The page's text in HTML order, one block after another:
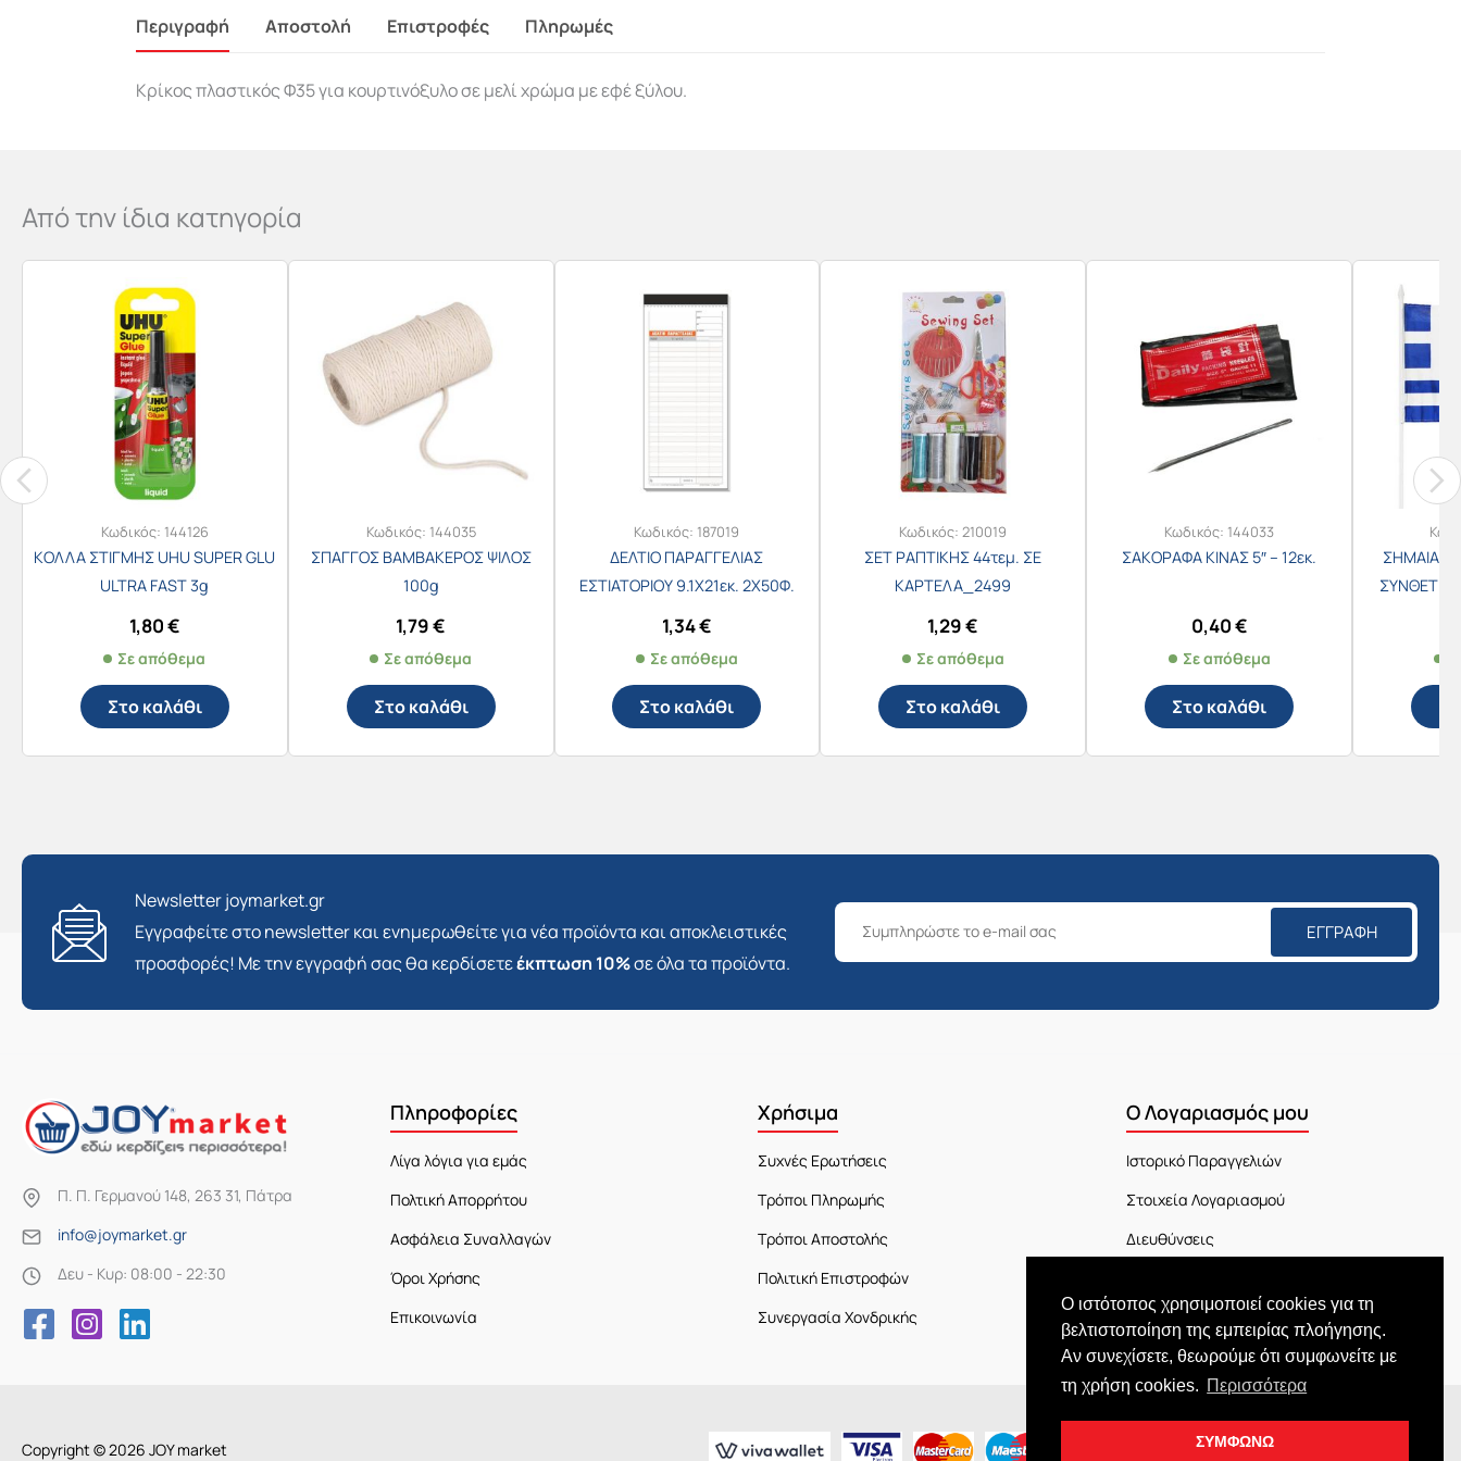
Ο ιστότοπος χρησιμοποιεί cookies για τη
βελτιστοποίηση της εμπειρίας πλοήγησης.
Αν συνεχίσετε, θεωρούμε ότι συμφωνείτε με
τη χρήση cookies. Περισσότερα
ΣΥΜΦΩΝΩ
Περιγραφή Αποστολή Επιστροφές Πληρωμές
Κρίκος πλαστικός Φ35 για κουρτινόξυλο σε μελί χρώμα με εφέ ξύλου.
Από την ίδια κατηγορία
Κωδικός: 144126
ΚΟΛΛΑ ΣΤΙΓΜΗΣ UHU SUPER GLU
ULTRA FAST 3g
1,80€
Σε απόθεμα
Στο καλάθι
Κωδικός: 144035
ΣΠΑΓΓΟΣ ΒΑΜΒΑΚΕΡΟΣ ΨΙΛΟΣ
100g
1,79€
Σε απόθεμα
Στο καλάθι
Κωδικός: 187019
ΔΕΛΤΙΟ ΠΑΡΑΓΓΕΛΙΑΣ
ΕΣΤΙΑΤΟΡΙΟΥ 9.1Χ21εκ. 2Χ50Φ.
1,34€
Σε απόθεμα
Στο καλάθι
Κωδικός: 210019
ΣΕΤ ΡΑΠΤΙΚΗΣ 44τεμ. ΣΕ
ΚΑΡΤΕΛΑ_2499
1,29€
Σε απόθεμα
Στο καλάθι
Κωδικός: 144033
ΣΑΚΟΡΑΦΑ ΚΙΝΑΣ 5″ – 12εκ.
0,40€
Σε απόθεμα
Στο καλάθι
ΣΗΜΑΙΑ
Newsletter joymarket.gr
Εγγραφείτε στο newsletter και ενημερωθείτε για νέα προϊόντα και αποκλειστικές
προσφορές! Με την εγγραφή σας θα κερδίσετεέκπτωση 10%σε όλα τα προϊόντα.
ΕΓΓΡΑΦΉ
Π. Π. Γερμανού 148, 263 31, Πάτρα
info@joymarket.gr
Δευ - Κυρ: 08:00 - 22:30
Πληροφορίες
Λίγα λόγια για εμάς
Πολτική Απορρήτου
Ασφάλεια Συναλλαγών
Όροι Χρήσης
Επικοινωνία
Χρήσιμα
Συχνές Ερωτήσεις
Τρόποι Πληρωμής
Τρόποι Αποστολής
Πολιτική Επιστροφών
Συνεργασία Χονδρικής
Ο Λογαριασμός μου
Ιστορικό Παραγγελιών
Στοιχεία Λογαριασμού
Διευθύνσεις
Εξέλιξη Παραγγελίας
Copyright © 2026 JOY market